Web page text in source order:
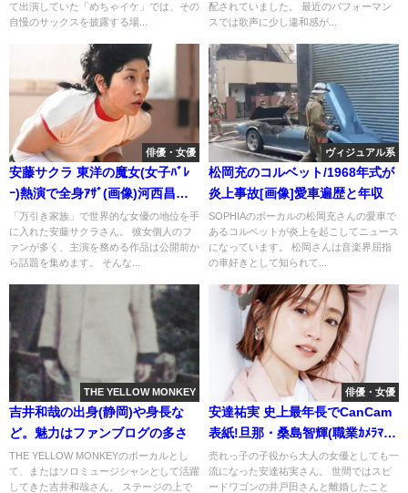
て出演していた「めちゃイケ」では、その
自慢のサックスを披露する場...
配されていました。 最近のパフォーマン
スでは歌声に少し違和感が...
俳優・女優
安藤サクラ 東洋の魔女(女子ﾊﾞﾚ
ｰ)熱演で全身ｱｻﾞ(画像)河西昌枝
の夫
「万引き家族」で世界的な女優の地位を手
に入れた安藤サクラさん。 彼女個人のフ
ァンが多く、主演を務める作品は公開前か
ら話題を集めます。 そんな...
ヴィジュアル系
松岡充のコルベット/1968年式が
炎上事故[画像]愛車遍歴と年収
SOPHIAのボーカルの松岡充さんの愛車で
あるコルベットが炎上を起こしてニュース
になっています。 松岡さんは音楽界屈指
の車好きとして知られて...
THE YELLOW MONKEY
吉井和哉の出身(静岡)や身長な
ど。魅力はファンブログの多さ
THE YELLOW MONKEYのボーカルとし
て、またはソロミュージシャンとして活躍
してきた吉井和哉さん。 ステージの上で
俳優・女優
安達祐実 史上最年長でCanCam
表紙!旦那・桑島智輝(職業ｶﾒﾗﾏﾝ)
とﾗﾌﾞﾗﾌﾞ
売れっ子の子役から大人の女優としても一
流になった安達祐実さん。 世間ではスピ
ードワゴンの井戸田さんと離婚したこと